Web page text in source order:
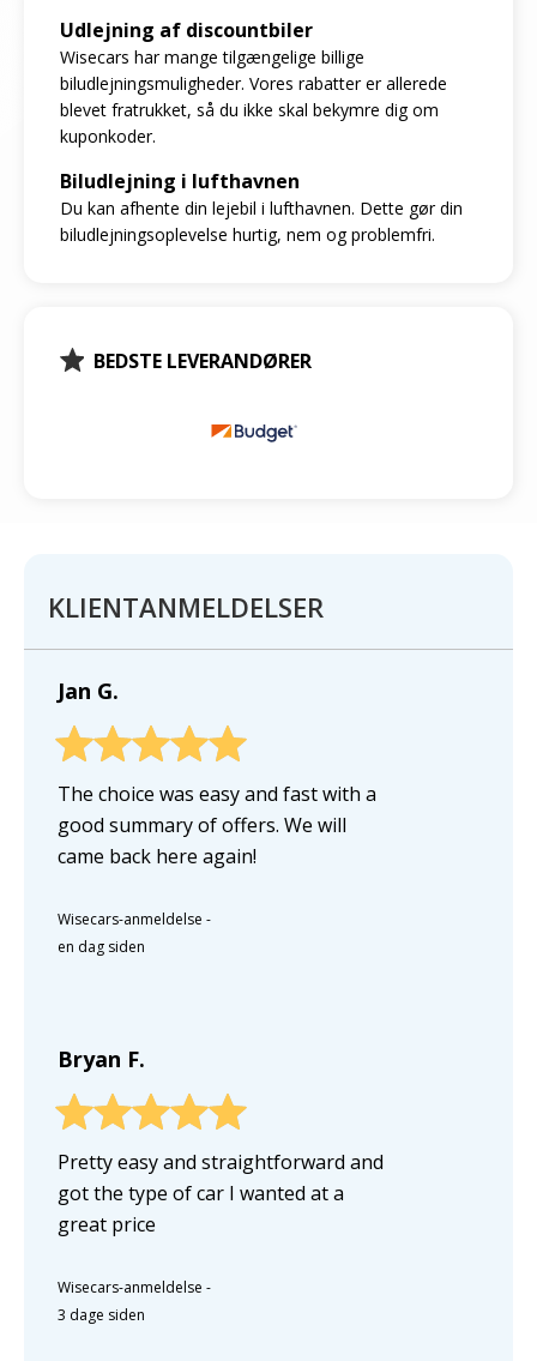
Udlejning af discountbiler
Wisecars har mange tilgængelige billige
biludlejningsmuligheder. Vores rabatter er allerede
blevet fratrukket, så du ikke skal bekymre dig om
kuponkoder.
Biludlejning i lufthavnen
Du kan afhente din lejebil i lufthavnen. Dette gør din
biludlejningsoplevelse hurtig, nem og problemfri.
BEDSTE LEVERANDØRER
KLIENTANMELDELSER
Jan G.
The choice was easy and fast with a
good summary of offers. We will
came back here again!
Wisecars-anmeldelse -
en dag siden
Bryan F.
Pretty easy and straightforward and
got the type of car I wanted at a
great price
Wisecars-anmeldelse -
3 dage siden